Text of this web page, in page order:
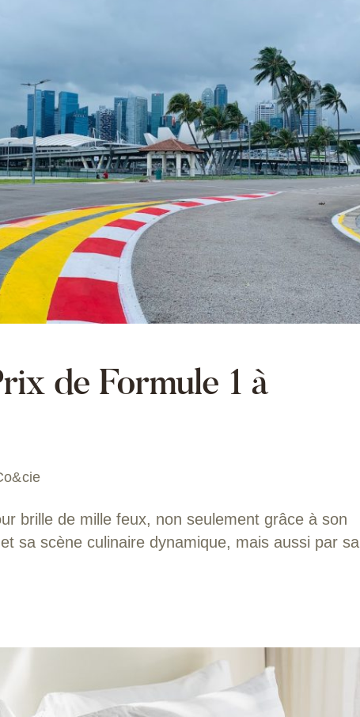
de Formule 1 à
brille de mille feux, non seulement grâce à son
sa scène culinaire dynamique, mais aussi par sa